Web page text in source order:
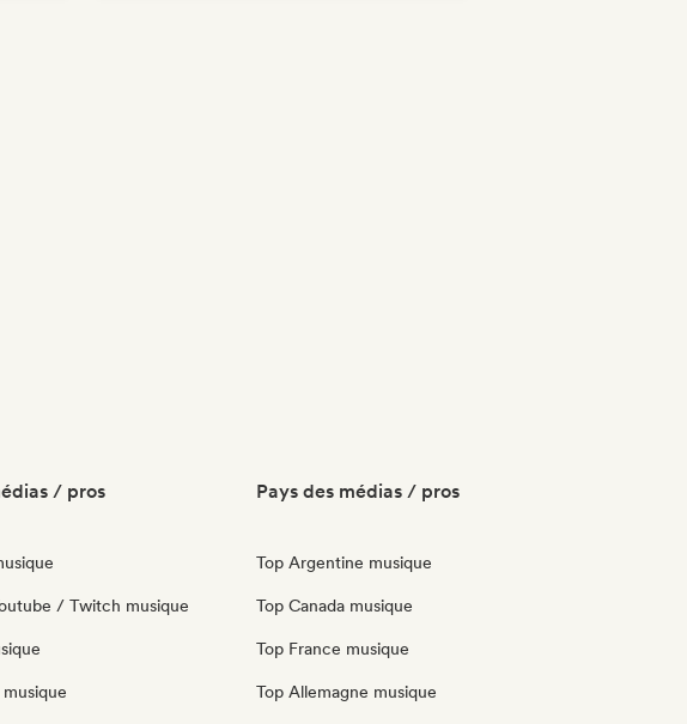
/ pros
/ Twitch musique
Pays des médias / pros
Top Argentine musique
Top Canada musique
Top France musique
Top Allemagne musique